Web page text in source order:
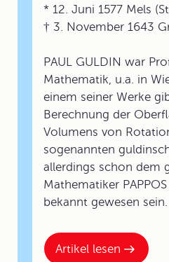
Artikel lesen
* 12. Juni 1577 Mels
† 3. November 1643
PAUL GULDIN war
Mathematik, u.a. in
einem seiner Werke
Berechnung der
Volumens von
sogenannten
allerdings schon dem
Mathematiker
bekannt gewesen sein.